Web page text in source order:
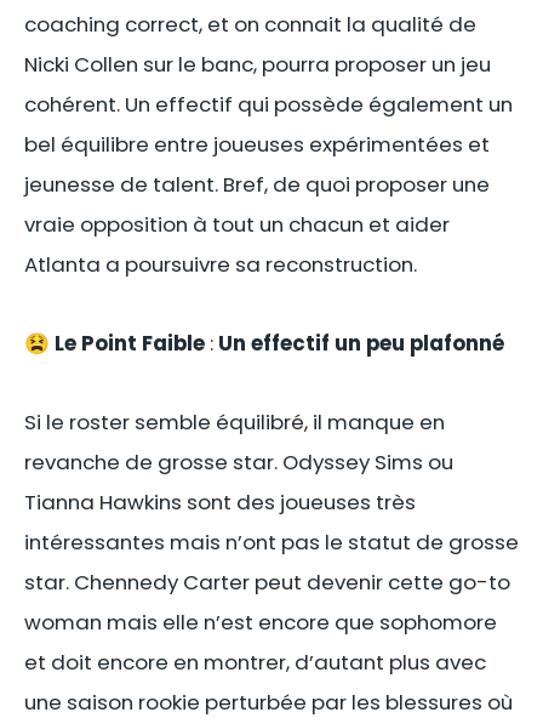
coaching correct, et on connait la qualité de
Nicki Collen sur le banc, pourra proposer un jeu
cohérent. Un effectif qui possède également un
bel équilibre entre joueuses expérimentées et
jeunesse de talent. Bref, de quoi proposer une
vraie opposition à tout un chacun et aider
Atlanta a poursuivre sa reconstruction.
😫 Le Point Faible : Un effectif un peu plafonné
Si le roster semble équilibré, il manque en
revanche de grosse star. Odyssey Sims ou
Tianna Hawkins sont des joueuses très
intéressantes mais n’ont pas le statut de grosse
star. Chennedy Carter peut devenir cette go-to
woman mais elle n’est encore que sophomore
et doit encore en montrer, d’autant plus avec
une saison rookie perturbée par les blessures où